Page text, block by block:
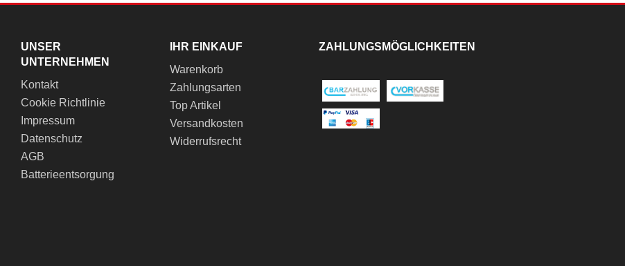
UNSER
UNTERNEHMEN
Kontakt
Cookie Richtlinie
Impressum
Datenschutz
AGB
Batterieentsorgung
IHR EINKAUF
Warenkorb
Zahlungsarten
Top Artikel
Versandkosten
Widerrufsrecht
ZAHLUNGSMÖGLICHKEITEN